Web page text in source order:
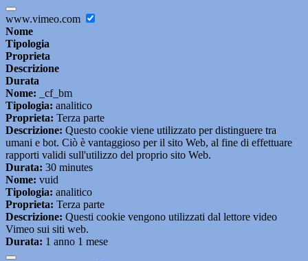
www.vimeo.com
Nome
Tipologia
Proprieta
Descrizione
Durata
Nome: _cf_bm
Tipologia: analitico
Proprieta: Terza parte
Descrizione: Questo cookie viene utilizzato per distinguere tra
umani e bot. Ciò è vantaggioso per il sito Web, al fine di effettuare
rapporti validi sull'utilizzo del proprio sito Web.
Durata: 30 minutes
Nome: vuid
Tipologia: analitico
Proprieta: Terza parte
Descrizione: Questi cookie vengono utilizzati dal lettore video
Vimeo sui siti web.
Durata: 1 anno 1 mese